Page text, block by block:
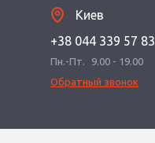
Киев
+38 044 339 57 83
Пн.-Пт.
9.00 - 19.00
Обратный звонок